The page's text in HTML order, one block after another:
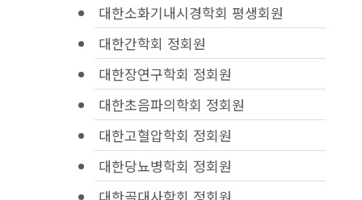
대한소화기내시경학회 평생회원
대한간학회 정회원
대한장연구학회 정회원
대한초음파의학회 정회원
대한고혈압학회 정회원
대한당뇨병학회 정회원